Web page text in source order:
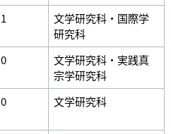
1
文学研究科・国際学
研究科
0
文学研究科・実践真
宗学研究科
0 文学研究科